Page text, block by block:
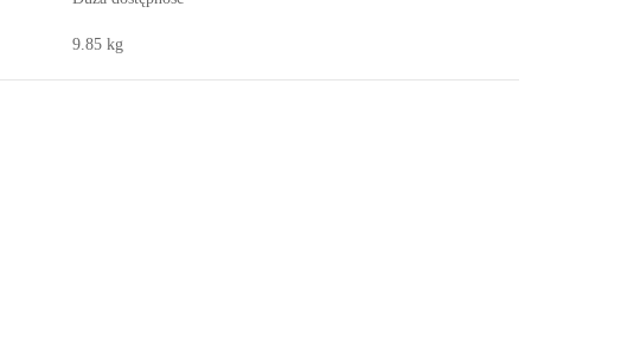
9.85 kg